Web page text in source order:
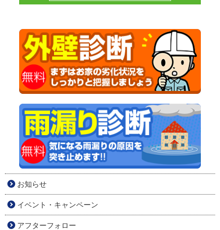
お知らせ
イベント・キャンペーン
アフターフォロー